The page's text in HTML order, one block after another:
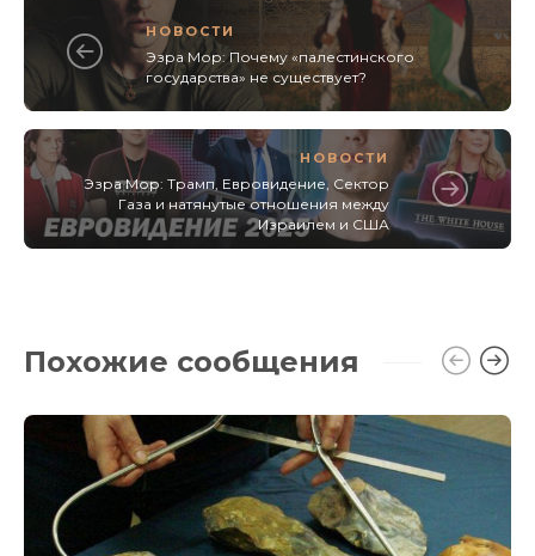
НОВОСТИ
Эзра Мор: Почему «палестинского
государства» не существует?
НОВОСТИ
Эзра Мор: Трамп, Евровидение, Сектор
Газа и натянутые отношения между
Израилем и США
Похожие сообщения